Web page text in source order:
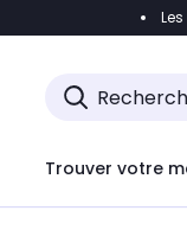
Accéder
Trouver votre